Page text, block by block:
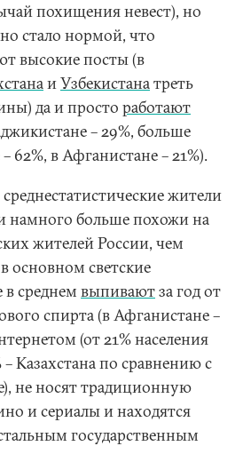
похищения невест), но
стало нормой, что
высокие посты (в
иУзбекистанатреть
да и просто работают
– 29%, больше
62%, в Афганистане – 21%).
жители
намного больше похожи на
жителей России, чем
основном светские
в среднем выпиваютза год от
спирта (в Афганистане –
(от 21% населения
Казахстана по сравнению с
не носят традиционную
и сериалы и находятся
государственным